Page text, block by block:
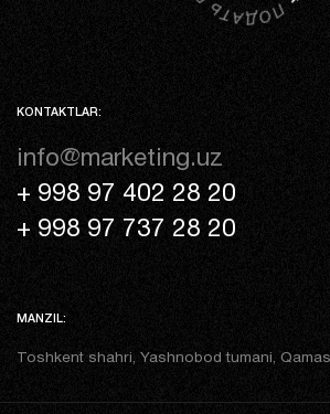
KONTAKTLAR:
info@marketing.uz
+ 998 97 402 28 20
+ 998 97 737 28 20
MANZIL:
Toshkent shahri, Yashnobod tumani,